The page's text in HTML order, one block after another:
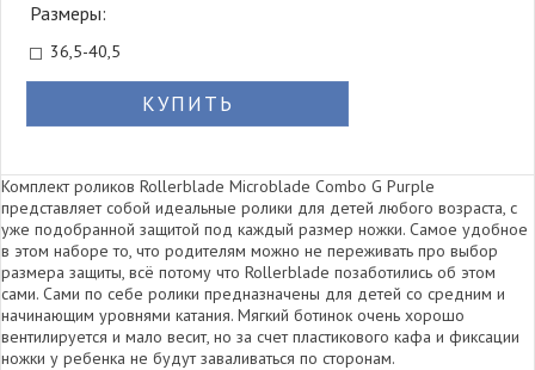
Размеры:
36,5-40,5
КУПИТЬ
Комплект роликов Rollerblade Microblade Combo G Purple
представляет собой идеальные ролики для детей любого возраста, с
уже подобранной защитой под каждый размер ножки. Самое удобное
в этом наборе то, что родителям можно не переживать про выбор
размера защиты, всё потому что Rollerblade позаботились об этом
сами. Сами по себе ролики предназначены для детей со средним и
начинающим уровнями катания. Мягкий ботинок очень хорошо
вентилируется и мало весит, но за счет пластикового кафа и фиксации
ножки у ребенка не будут заваливаться по сторонам.